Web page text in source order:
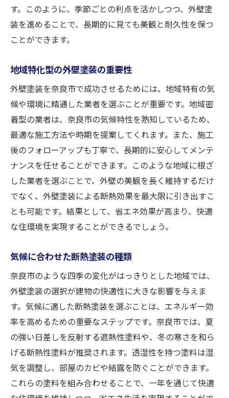
快適な住環境を実現する外壁塗装の役割
断熱効果がもたらす住まいの改善
地域別に見る外壁塗装の実例
断熱効果を最大限に引き出す外壁塗装の施工ポ
イント
効果的な施工時期とその理由
施工技術が断熱性に与える影響
施工過程での注意点と工夫
外壁塗装の耐久性を高める方法
断熱効果の高い施工事例紹介
施工後のメンテナンスで効果を持続
奈良市で実践する外壁塗装のエコな選択肢
エコロジーを考慮した外壁塗装の選び方
外壁塗装で地域社会に貢献する方法
持続可能な外壁塗装の実践例
エコと快適性を両立する外壁塗装
す。このように、季節ごとの利点を活かしつつ、外壁塗
装を進めることで、長期的に見ても美観と耐久性を保つ
ことができます。
地域特化型の外壁塗装の重要性
外壁塗装を奈良市で成功させるためには、地域特有の気
候や環境に精通した業者を選ぶことが重要です。地域密
着型の業者は、奈良市の気候特性を熟知しているため、
最適な施工方法や時期を提案してくれます。また、施工
後のフォローアップも丁寧で、長期的に安心してメンテ
ナンスを任せることができます。このような地域に根ざ
した業者を選ぶことで、外壁の美観を長く維持するだけ
でなく、外壁塗装による断熱効果を最大限に引き出すこ
とも可能です。結果として、省エネ効果が高まり、快適
な住環境を実現することができるでしょう。
気候に合わせた断熱塗装の種類
奈良市のような四季の変化がはっきりとした地域では、
外壁塗装の選択が建物の快適性に大きな影響を与えま
す。気候に適した断熱塗装を選ぶことは、エネルギー効
率を高めるための重要なステップです。奈良市では、夏
の強い日差しを反射する遮熱性塗料や、冬の寒さを和ら
げる断熱性塗料が推奨されます。透湿性を持つ塗料は湿
気を調整し、部屋のカビや結露を防ぐことができます。
これらの塗料を組み合わせることで、一年を通じて快適